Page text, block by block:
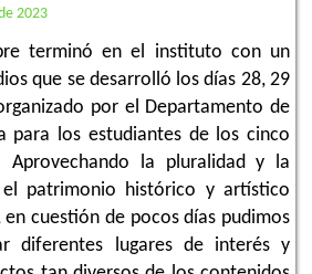
2023
terminó en el instituto con un
que se desarrolló los días 28, 29
por el Departamento de
para los estudiantes de los cinco
Aprovechando la pluralidad y la
el patrimonio histórico y artístico
cuestión de pocos días pudimos
diferentes lugares de interés y